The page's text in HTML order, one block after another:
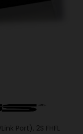
Port), 2S FHFL